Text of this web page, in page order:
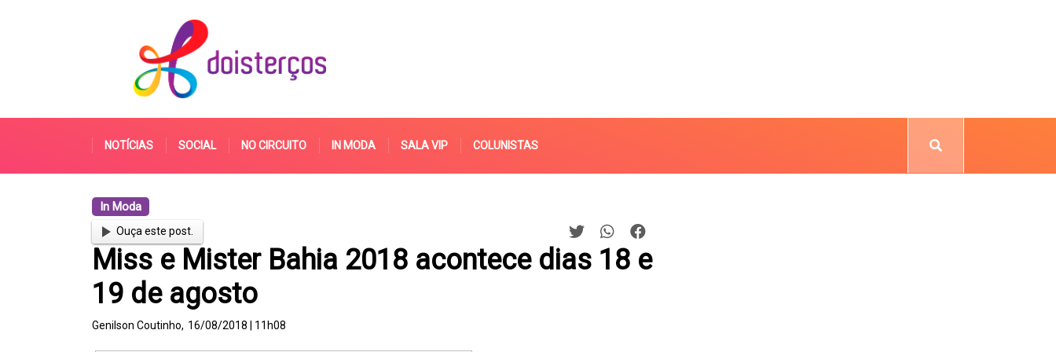
NOTÍCIAS SOCIAL NO CIRCUITO IN MODA SALA VIP COLUNISTAS
In Moda
Ouça este post.
Miss e Mister Bahia 2018 acontece dias 18 e
19 de agosto
Genilson Coutinho, 16/08/2018 | 11h08